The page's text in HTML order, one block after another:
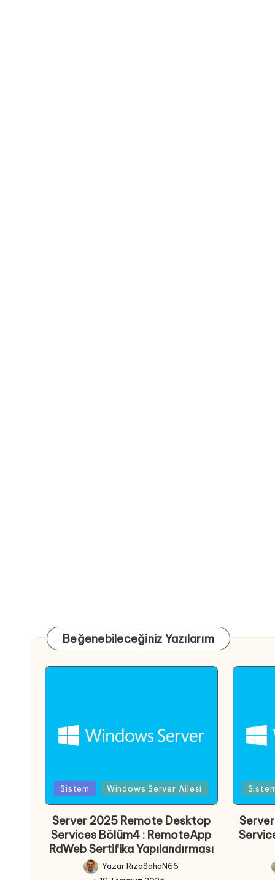
Beğenebileceğiniz Yazılarım
Posted
in
Sistem Windows Server Ailesi
Server 2025 Remote Desktop
Services Bölüm4 : RemoteApp
RdWeb Sertifika Yapılandırması
Posted
YazarRizaSahaN66
in